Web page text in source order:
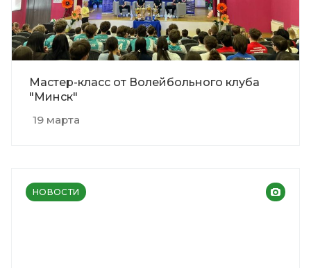
19 марта
Мастер-класс от Волейбольного клуба
"Минск"
НОВОСТИ